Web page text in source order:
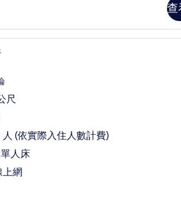
查
高級寢具、羽絨被、客
分
尺
人 (依實際入住人數計費)
人床
上網